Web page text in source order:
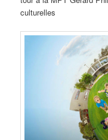
culturelles